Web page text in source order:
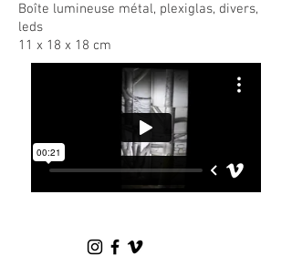
Boîte lumineuse métal, plexiglas, divers,
leds
11 x 18 x 18 cm